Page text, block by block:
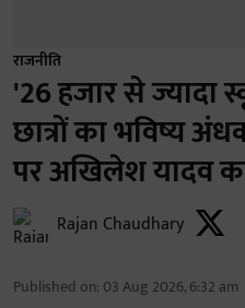
राजनीति
'26 हजार से
छात्रों का भविष्य
पर अखिलेश यादव
Rajan Chaudhary
Published on: 03 Aug 2026, 6:32 am